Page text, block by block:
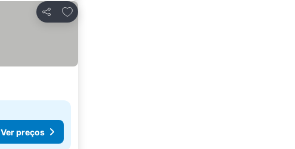
Partilhar
Adicionar aos favoritos
Ver preços